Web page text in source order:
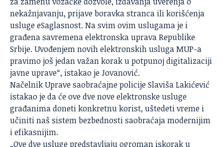
nekažnjavanju, prijave boravka stranca ili korišćenja
usluge eSaglasnost. Na svim ovim uslugama je i
građena savremena elektronska uprava Republike
Srbije. Uvođenjem novih elektronskih usluga MUP-a
pravimo još jedan važan korak u potpunoj digitalizaciji
javne uprave“, istakao je Jovanović.
Načelnik Uprave saobraćajne policije Slaviša Lakićević
istakao je da će ove dve nove elektronske usluge
građanima doneti konkretnu korist, uštedeti vreme i
učiniti naš sistem bezbednosti saobraćaja modernijim
i efikasnijim.
„Ove dve usluge predstavljaju ogroman iskorak u